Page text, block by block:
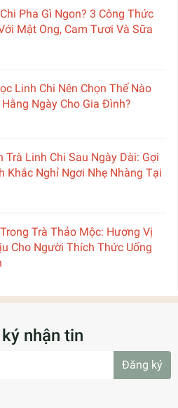
Pha Gì Ngon? 3 Công Thức
Mật Ong, Cam Tươi Và Sữa
Linh Chi Nên Chọn Thế Nào
Ngày Cho Gia Đình?
Trà Linh Chi Sau Ngày Dài: Gợi
Khắc Nghỉ Ngơi Nhẹ Nhàng Tại
Trà Thảo Mộc: Hương Vị
Cho Người Thích Thức Uống
nhận tin
Đăng ký